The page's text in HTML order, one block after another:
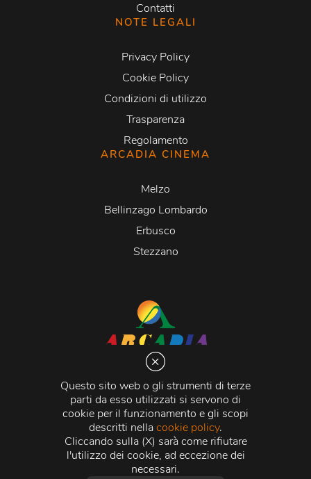
Questo sito web o gli strumenti di terze
parti da esso utilizzati si servono di
cookie per il funzionamento e gli scopi
descritti nellacookie policy.
Cliccando sulla (X) sarà come rifiutare
l'utilizzo dei cookie, ad eccezione dei
necessari.
Contatti
NOTE LEGALI
Privacy Policy
Cookie Policy
Condizioni di utilizzo
Trasparenza
Regolamento
ARCADIA CINEMA
Melzo
Bellinzago Lombardo
Erbusco
Stezzano
Via Martiri della Libertà 20066 Melzo (MI)
C.C.I.A.A. - R.E.A di Milano n. 1427910
Registro delle Imprese di Milano n. 338392 -
Fiscale e Partita Iva11015840157 | Capitale Sociale
500.000,00 i.v.
Credits:Crea Informatica S.r.l. 2026 © Tutti i diritti
riservati.